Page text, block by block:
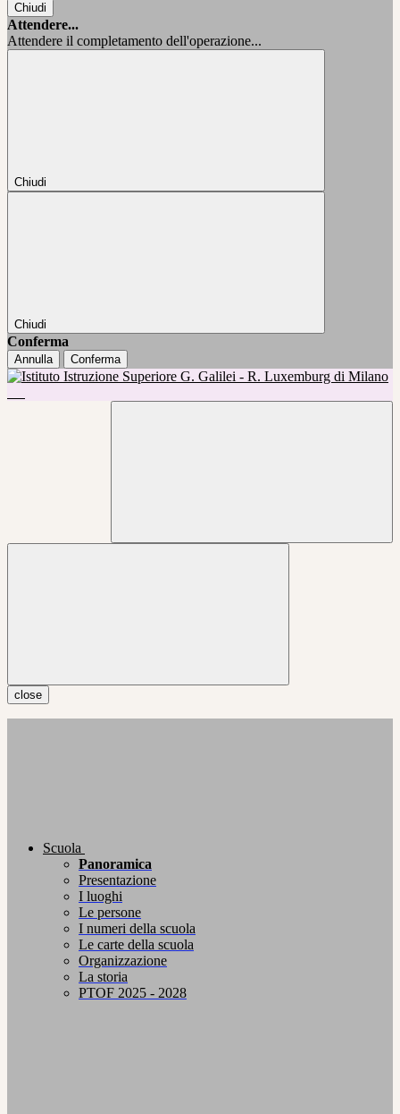
Chiudi
Attendere...
Attendere il completamento dell'operazione...
Chiudi
Chiudi
Conferma
Annulla Conferma
close
Scuola
Panoramica
Presentazione
I luoghi
Le persone
I numeri della scuola
Le carte della scuola
Organizzazione
La storia
PTOF 2025 - 2028